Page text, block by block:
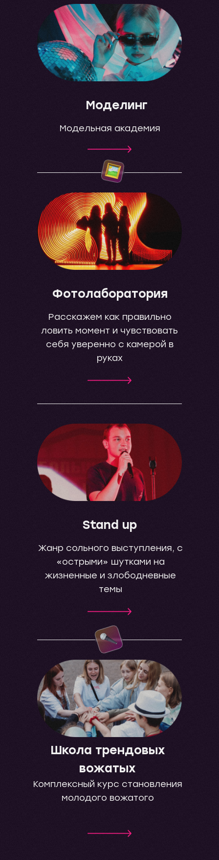
Моделинг
Модельная академия
Фотолаборатория
Расскажем как правильно
ловить момент и чувствовать
себя уверенно с камерой в
руках
Stand up
Жанр сольного выступления, с
«острыми» шутками на
жизненные и злободневные
темы
Школа трендовых
вожатых
Комплексный курс становления
молодого вожатого